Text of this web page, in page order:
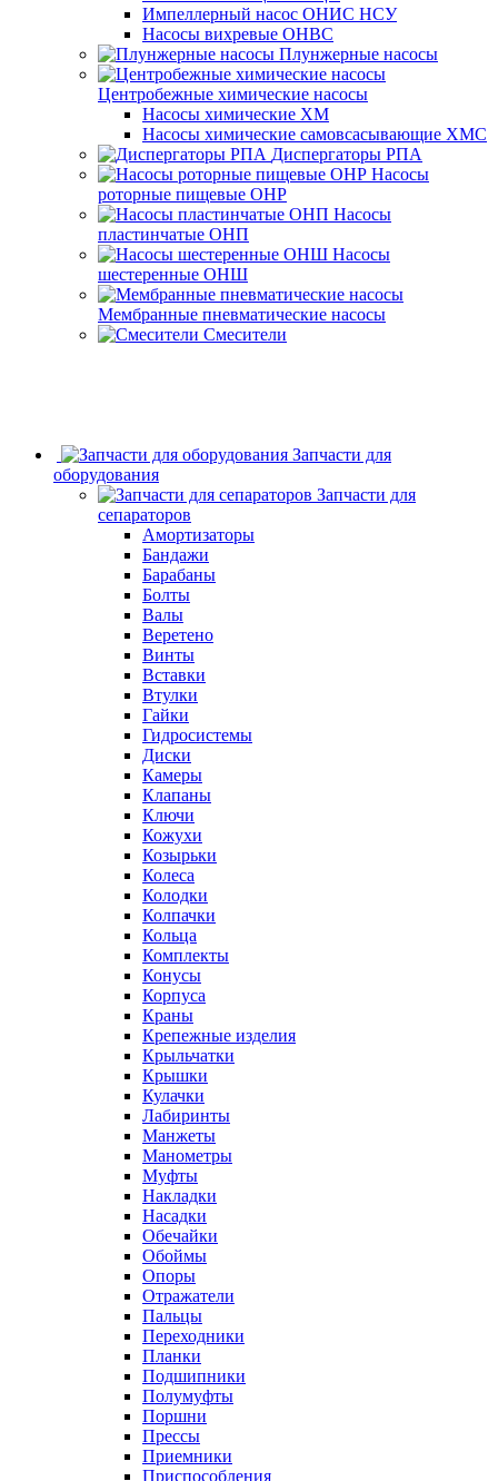
Импеллерный насос ОНИС НСУ
Насосы вихревые ОНВС
Плунжерные насосы
Центробежные химические насосы
Насосы химические ХМ
Насосы химические самовсасывающие ХМС
Диспергаторы РПА
Насосы
роторные пищевые ОНР
Насосы
пластинчатые ОНП
Насосы
шестеренные ОНШ
Мембранные пневматические насосы
Смесители
Запчасти для
оборудования
Запчасти для
сепараторов
Амортизаторы
Бандажи
Барабаны
Болты
Валы
Веретено
Винты
Вставки
Втулки
Гайки
Гидросистемы
Диски
Камеры
Клапаны
Ключи
Кожухи
Козырьки
Колеса
Колодки
Колпачки
Кольца
Комплекты
Конусы
Корпуса
Краны
Крепежные изделия
Крыльчатки
Крышки
Кулачки
Лабиринты
Манжеты
Манометры
Муфты
Накладки
Насадки
Обечайки
Обоймы
Опоры
Отражатели
Пальцы
Переходники
Планки
Подшипники
Полумуфты
Поршни
Прессы
Приемники
Приспособления